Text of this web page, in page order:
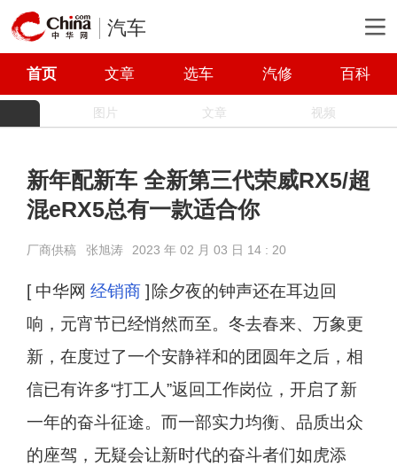
汽车
首页 文章 选车 汽修 百科
图片 文章 视频
新年配新车 全新第三代荣威RX5/超
混eRX5总有一款适合你
厂商供稿 张旭涛 2023 年 02 月 03 日 14 : 20
[ 中华网 经销商] 除夕夜的钟声还在耳边回
响，元宵节已经悄然而至。冬去春来、万象更
新，在度过了一个安静祥和的团圆年之后，相
信已有许多“打工人”返回工作岗位，开启了新
一年的奋斗征途。而一部实力均衡、品质出众
的座驾，无疑会让新时代的奋斗者们如虎添